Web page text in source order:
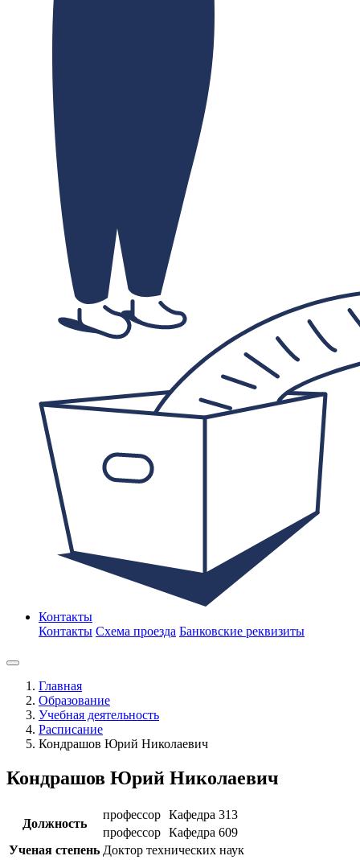
Контакты
Контакты Схема проезда Банковские реквизиты
Главная
Образование
Учебная деятельность
Расписание
Кондрашов Юрий Николаевич
Кондрашов Юрий Николаевич
Должность
профессор Кафедра 313
профессор Кафедра 609
Ученая степень Доктор технических наук